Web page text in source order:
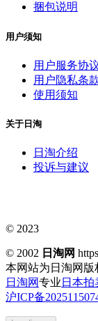
捆包说明
用户须知
用户服务协
用户隐私条
使用须知
关于日淘
日淘介绍
投诉与建议
© 2023
© 2002 日淘网
本网站为日淘网版
日淘网专业 日本拍
沪ICP备